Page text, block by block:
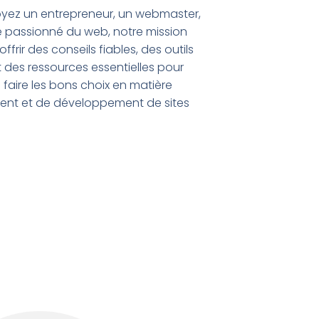
un entrepreneur, un webmaster,
passionné du web, notre mission
des conseils fiables, des outils
ressources essentielles pour
les bons choix en matière
et de développement de sites